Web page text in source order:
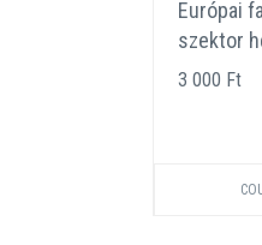
Európai
szektor
3 000 Ft